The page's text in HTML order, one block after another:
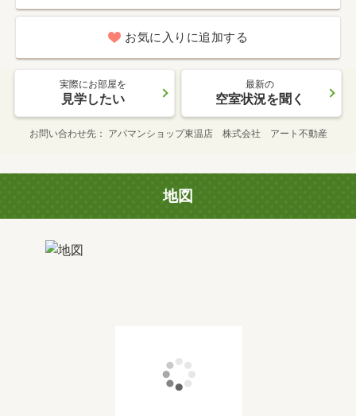
お気に入りに追加する
実際にお部屋を
見学したい
最新の
空室状況を聞く
お問い合わせ先 アパマンショップ東温店 株式会社 アート不動産
地図